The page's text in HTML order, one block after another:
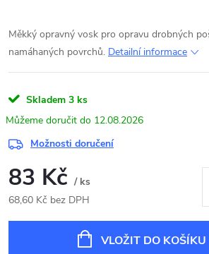
Měkký opravný vosk pro opravu drobných
namáhaných povrchů. Detailní informace
Skladem 3 ks
12.08.2026
Možnosti doručení
83 Kč / ks
68,60 Kč bez DPH
VLOŽIT DO KOŠÍKU